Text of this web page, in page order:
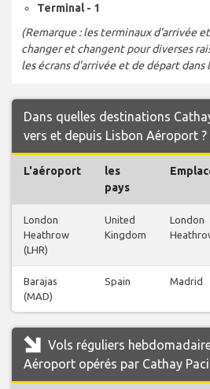
Terminal - 1
(Remarque : les terminaux d'arrivée
changer et changent pour diverses
les écrans d'arrivée et de départ
Dans quelles destinations
vers et depuis Lisbon Aéroport ?
L'aéroport
les
pays
London
Heathrow
(LHR)
United
Kingdom
London
Barajas
(MAD)
Spain Madrid
Vols réguliers
Aéroport opérés par Cathay